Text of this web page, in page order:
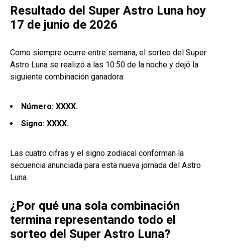
Resultado del Super Astro Luna hoy
17 de junio de 2026
Como siempre ocurre entre semana, el sorteo del Super
Astro Luna se realizó a las 10:50 de la noche y dejó la
siguiente combinación ganadora:
Número: XXXX.
Signo: XXXX.
Las cuatro cifras y el signo zodiacal conforman la
secuencia anunciada para esta nueva jornada del Astro
Luna.
¿Por qué una sola combinación
termina representando todo el
sorteo del Super Astro Luna?